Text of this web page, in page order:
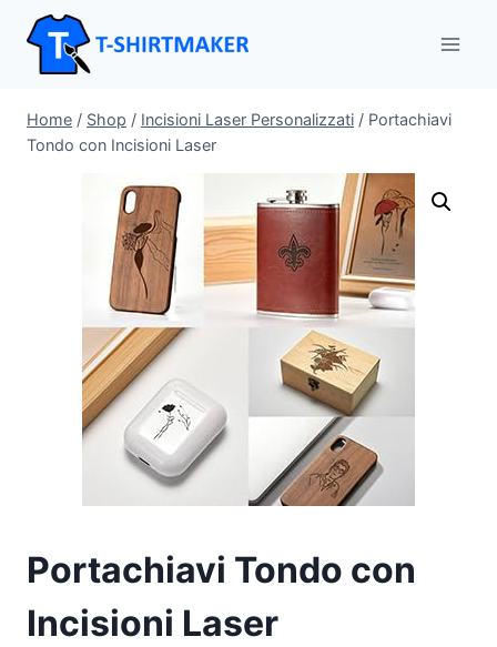
Salta
contenuto
Home / Shop / Incisioni Laser Personalizzati / Portachiavi
Tondo con Incisioni Laser
Portachiavi Tondo con
Incisioni Laser